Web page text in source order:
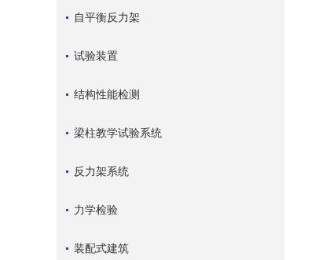
自平衡反力架
试验装置
结构性能检测
梁柱教学试验系统
反力架系统
力学检验
装配式建筑